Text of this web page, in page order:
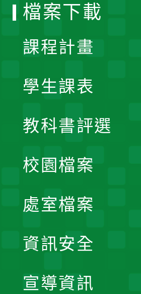
檔案下載
課程計畫
學生課表
教科書評選
校園檔案
處室檔案
資訊安全
宣導資訊